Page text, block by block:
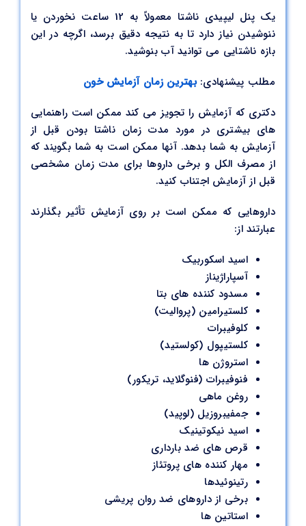
یک پنل لیپیدی ناشتا معمولاً به 12 ساعت نخوردن یا
ننوشیدن نیاز دارد تا به نتیجه دقیق برسد، اگرچه در این
بازه ناشتایی می توانید آب بنوشید.
مطلب پیشنهادی:بهترین زمان آزمایش خون
دکتری که آزمایش را تجویز می کند ممکن است راهنمایی
های بیشتری در مورد مدت زمان ناشتا بودن قبل از
آزمایش به شما بدهد. آنها ممکن است به شما بگویند که
از مصرف الکل و برخی داروها برای مدت زمان مشخصی
قبل از آزمایش اجتناب کنید.
داروهایی که ممکن است بر روی آزمایش تأثیر بگذارند
عبارتند از:
اسید اسکوربیک
آسپاراژیناز
مسدود کننده های بتا
کلستیرامین (پروالیت)
کلوفیبرات
کلستیپول (کولستید)
استروژن ها
فنوفیبرات (فنوگلاید، تریکور)
روغن ماهی
جمفیبروزیل (لوپید)
اسید نیکوتینیک
قرص های ضد بارداری
مهار کننده های پروتئاز
رتینوئیدها
برخی از داروهای ضد روان پریشی
استاتین ها